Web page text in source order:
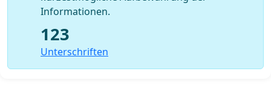
Informationen.
123
Unterschriften